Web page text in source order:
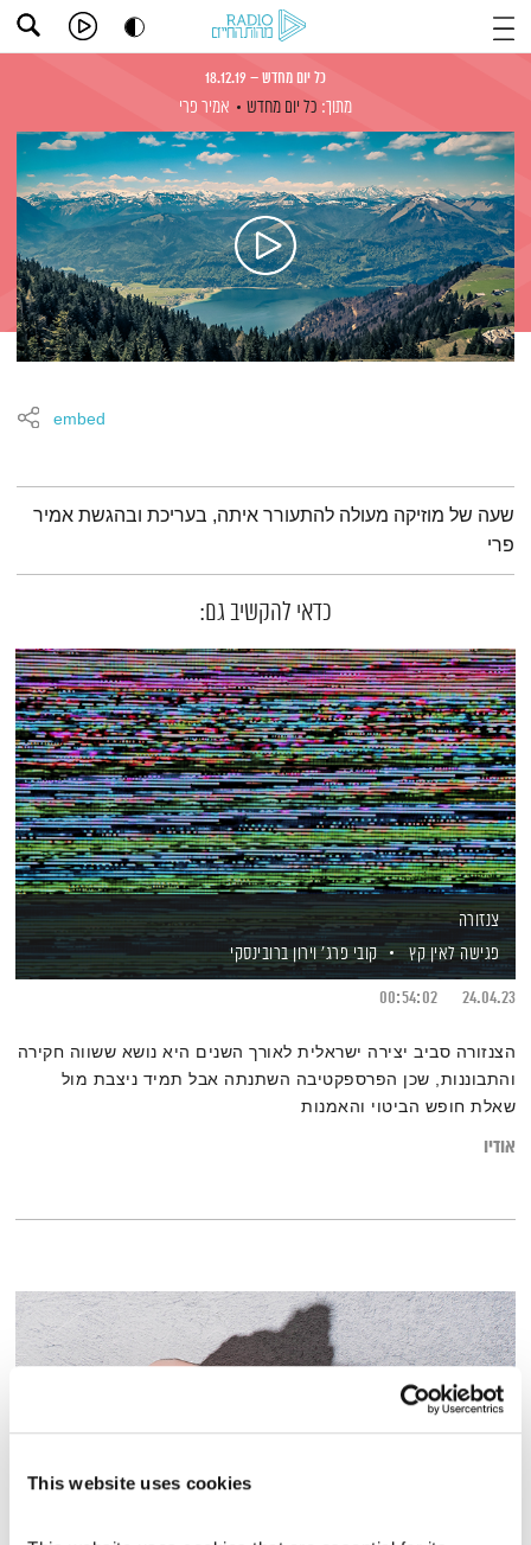
This website uses cookies
כל יום מחדש – 18.12.19
מתוך: כל יום מחדש אמיר פרי
embed
תמצית הפודקאסט
שעה של מוזיקה מעולה להתעורר איתה, בעריכת ובהגשת אמיר
פרי
כדאי להקשיב גם:
צנזורה
פגישה לאין קץ
קובי פרג' וירון ברובינסקי
24.04.23
00:54:02
הצנזורה סביב יצירה ישראלית לאורך השנים היא נושא ששווה חקירה
והתבוננות, שכן הפרספקטיבה השתנתה אבל תמיד ניצבת מול
שאלת חופש הביטוי והאמנות
אודיו